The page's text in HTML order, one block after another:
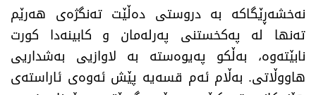
نەخشەڕێگاکە بە دروستی دەڵێت تەنگژەی هەرێم
تەنها لە پەکخستنی پەرلەمان و کابینەدا کورت
نابێتەوە، بەڵکو پەیوەستە بە لاوازیی بەشداریی
هاووڵاتی. بەڵام ئەم قسەیە پێش ئەوەی ئاراستەی